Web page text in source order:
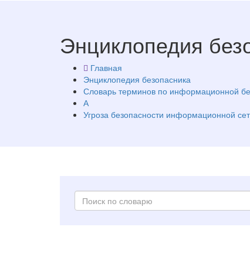
Энциклопедия
Главная
Энциклопедия безопасника
Словарь терминов по информационной
А
Угроза безопасности информационной